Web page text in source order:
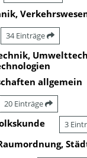
34 Einträge
allgemein
20 Einträge
3